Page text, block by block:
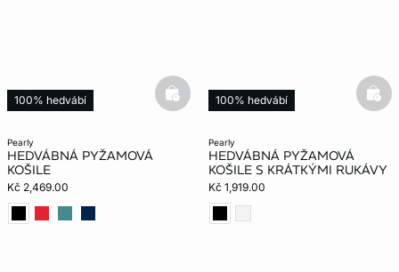
pearly
HEDVÁBNÁ PYŽAMOVÁ
KOŠILE
Kč 2,469.00
100% hedvábí basketfull
pearly
HEDVÁBNÁ PYŽAMOVÁ
KOŠILE S KRÁTKÝMI RUKÁVY
Kč 1,919.00
100% hedvábí